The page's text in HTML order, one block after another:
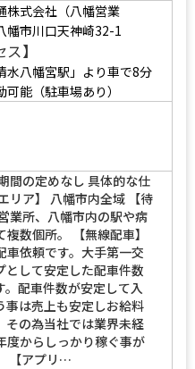
株式会社（八幡営業
幡市川口天神崎32-1
】
水八幡宮駅」より車で8分
能（駐車場あり）
間の定めなし 具体的な仕
リア】 八幡市内全域 【待
業所、八幡市内の駅や病
数個所。 【無線配車】
車依頼です。大手第一交
として安定した配車件数
。配車件数が安定して入
事は売上も安定しお給料
その為当社では業界未経
度からしっかり稼ぐ事が
【アプリ…